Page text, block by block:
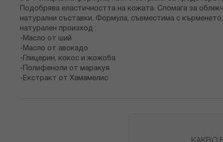
Подобрява еластичността на кожата. Спомага за
натурални съставки. Формула, съвместима с
натурален произход :
-Масло от ший
-Масло от авокадо
-Глицерин, кокос и жожоба
-Полифеноли от маракуя
-Екстракт от Хамамелис